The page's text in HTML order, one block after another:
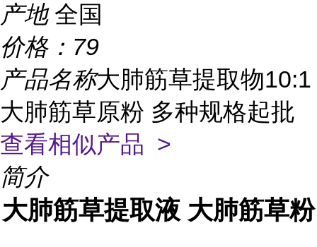
产地 全国
价格： 79
产品名称大肺筋草提取物10:1
大肺筋草原粉 多种规格起批
查看相似产品 >
简介
大肺筋草提取液 大肺筋草粉